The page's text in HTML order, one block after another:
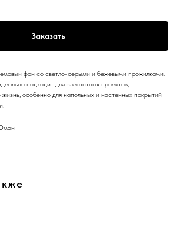
Заказать
фон со светло-серыми и бежевыми прожилками.
подходит для элегантных проектов,
особенно для напольных и настенных покрытий